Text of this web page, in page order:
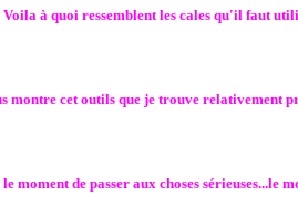
Voila à quoi ressemblent les cales qu'il faut
montre cet outils que je trouve
moment de passer aux choses